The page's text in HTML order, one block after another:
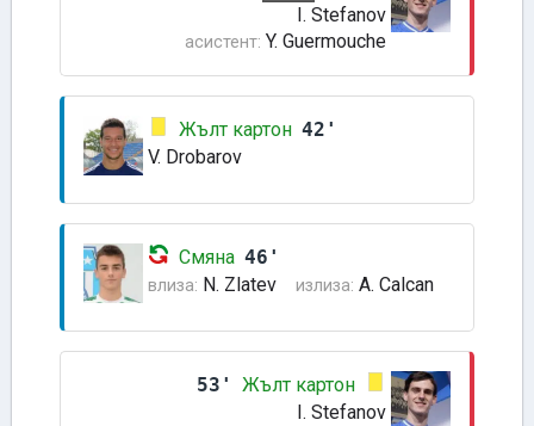
I. Stefanov
асистент:Y. Guermouche
Жълт картон 42'
V. Drobarov
Смяна 46'
влиза: N. Zlatev излиза: A. Calcan
53'
Жълт картон
I. Stefanov